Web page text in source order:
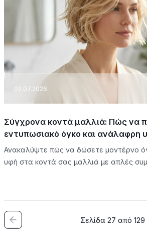
02.07.2026
Σύγχρονα κοντά μαλλιά: Πώς να
εντυπωσιακό όγκο και ανάλαφρη
Ανακαλύψτε πώς να δώσετε μοντέρνο
υφή στα κοντά σας μαλλιά με απλές
Σελίδα 27 από 129